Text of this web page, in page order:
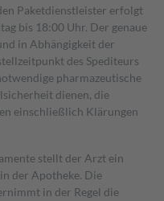
Paketdienstleister erfolgt
bis 18:00 Uhr. Der genaue
in Abhängigkeit der
des Spediteurs
pharmazeutische
dienen, die
einschließlich Klärungen
stellt der Arzt ein
der Apotheke. Die
in der Regel die